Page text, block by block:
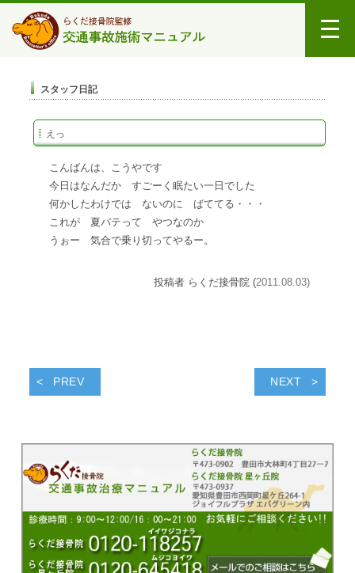
スタッフ日記
えっ
こんばんは、こうやです
今日はなんだか すごーく眠たい一日でした
何かしたわけでは ないのに ばててる・・・
これが 夏バテって やつなのか
うぉー 気合で乗り切ってやるー。
投稿者 らくだ接骨院 (2011.08.03)
PREV NEXT